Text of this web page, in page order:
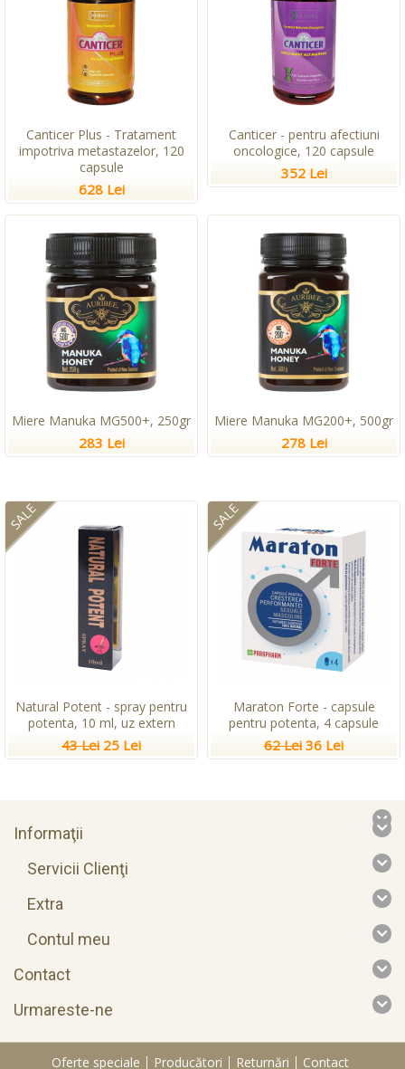
Canticer Plus - Tratament
impotriva metastazelor, 120
capsule
628 Lei
Canticer - pentru afectiuni
oncologice, 120 capsule
352 Lei
Miere Manuka MG500+, 250gr
283 Lei
Miere Manuka MG200+, 500gr
278 Lei
SALE
Natural Potent - spray pentru
potenta, 10 ml, uz extern
43 Lei 25 Lei
SALE
Maraton Forte - capsule
pentru potenta, 4 capsule
62 Lei 36 Lei
Informaţii
Servicii Clienţi
Extra
Contul meu
Contact
Urmareste-ne
Oferte speciale Producători Returnări Contact